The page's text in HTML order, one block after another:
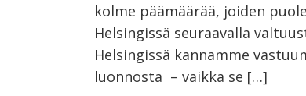
kolme päämäärää, joiden
Helsingissä seuraavalla
Helsingissä kannamme
luonnosta – vaikka se […]